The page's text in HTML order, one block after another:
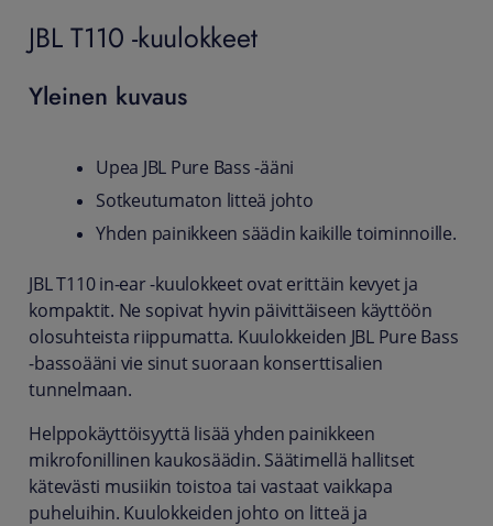
JBL T110 -kuulokkeet
Yleinen kuvaus
Upea JBL Pure Bass -ääni
Sotkeutumaton litteä johto
Yhden painikkeen säädin kaikille toiminnoille.
JBL T110 in-ear -kuulokkeet ovat erittäin kevyet ja
kompaktit. Ne sopivat hyvin päivittäiseen käyttöön
olosuhteista riippumatta. Kuulokkeiden JBL Pure Bass
-bassoääni vie sinut suoraan konserttisalien
tunnelmaan.
Helppokäyttöisyyttä lisää yhden painikkeen
mikrofonillinen kaukosäädin. Säätimellä hallitset
kätevästi musiikin toistoa tai vastaat vaikkapa
puheluihin. Kuulokkeiden johto on litteä ja